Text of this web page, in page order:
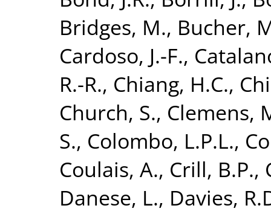
Bridges, M., Bucher,
Cardoso, J.-F.,
R.-R., Chiang, H.C.,
Church, S., Clemens,
S., Colombo, L.P.L.,
Coulais, A., Crill, B.P.,
Danese, L., Davies,